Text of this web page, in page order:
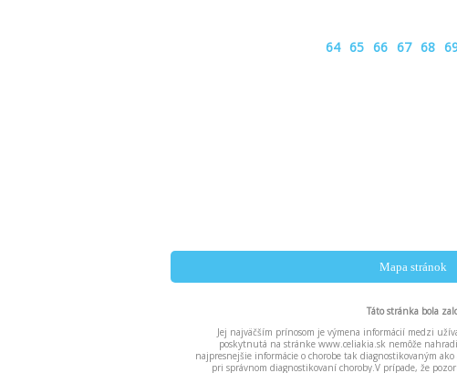
64 65 66 67 68
Mapa stránok
Táto stránka bola
Jej najväčším prínosom je výmena informácií medzi
poskytnutá na stránke www.celiakia.sk nemôže
najpresnejšie informácie o chorobe tak diagnostikovaným
pri správnom diagnostikovaní choroby.V prípade, že